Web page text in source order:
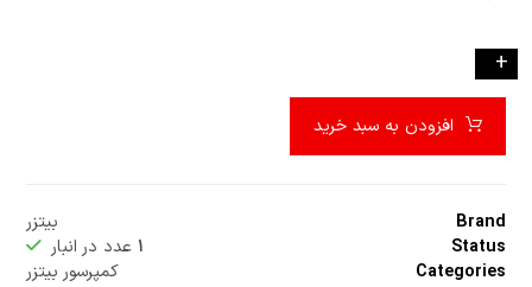
+
افزودن به سبد خرید
Brand
بیتزر
Status
۱ عدد در انبار
Categories
کمپرسور بیتزر